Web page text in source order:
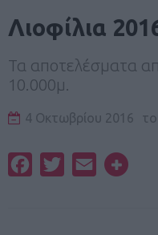
Λιοφίλια
Τα αποτελέσματα
10.000μ.
4 Οκτωβρίου 2016
FacebookTwitterEmail